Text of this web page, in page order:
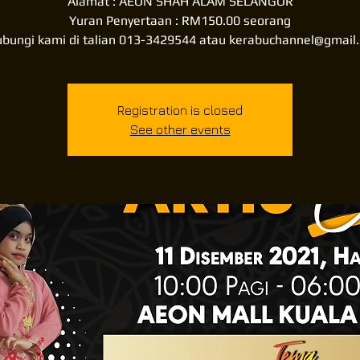
Yuran Penyertaan : RM150.00 seorang
kami di talian 013-3429544 atau
Registration is closed
See other events